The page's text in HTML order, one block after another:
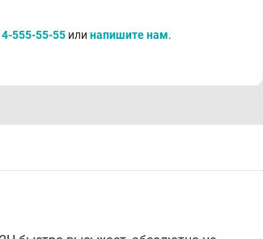
555-55-55 или напишите нам.